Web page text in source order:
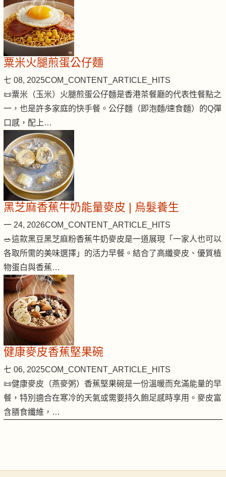
粟米火腿煎蛋公仔麵
七 08, 2025COM_CONTENT_ARTICLE_HITS
📜粟米（玉米）火腿煎蛋公仔麵是香港茶餐廳的代表性餐點之
一，也是許多家庭的快手餐。公仔麵（即泡麵/速食麵）的Q彈
口感，配上…
黑芝麻香蕉牛奶能量麥皮 | 烏髮養生
一 24, 2026COM_CONTENT_ARTICLE_HITS
🥗這款黑豆黑芝麻粉香蕉牛奶麥皮是一道展現「一家人也可以
各取所需的美味選擇」的活力早餐。結合了高纖麥皮、優質植
物蛋白與香蕉…
健康麥皮香蕉堅果碗
七 06, 2025COM_CONTENT_ARTICLE_HITS
📜健康麥皮（燕麥粥）香蕉堅果碗是一份溫暖而充滿能量的早
餐，特別適合在寒冷的天氣或需要持久飽足感時享用。麥皮富
含膳食纖維，…